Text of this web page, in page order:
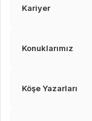
Kariyer
Konuklarımız
Köşe Yazarları